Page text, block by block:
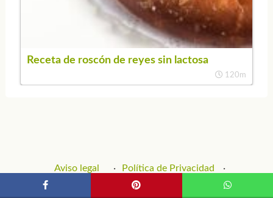
Receta de roscón de reyes sin lactosa
120m
Aviso legal
Política de Privacidad
Política de Cookies
Contacto y Publicidad